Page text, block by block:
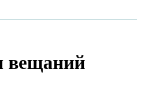
вещаний